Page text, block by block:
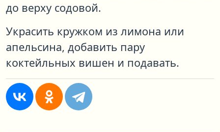
до верху содовой.
Украсить кружком из лимона или
апельсина, добавить пару
коктейльных вишен и подавать.